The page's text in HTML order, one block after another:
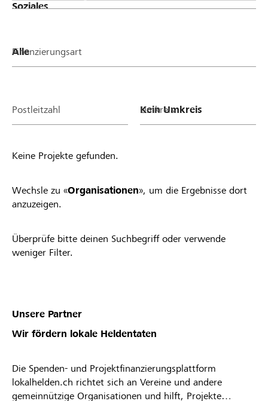
Finanzierungsart
Postleitzahl Umkreis
Keine Projekte gefunden.
Wechsle zu «Organisationen», um die Ergebnisse dort
anzuzeigen.
Überprüfe bitte deinen Suchbegriff oder verwende
weniger Filter.
Unsere Partner
Wir fördern lokale Heldentaten
Die Spenden- und Projektfinanzierungsplattform
lokalhelden.ch richtet sich an Vereine und andere
gemeinnützige Organisationen und hilft, Projekte